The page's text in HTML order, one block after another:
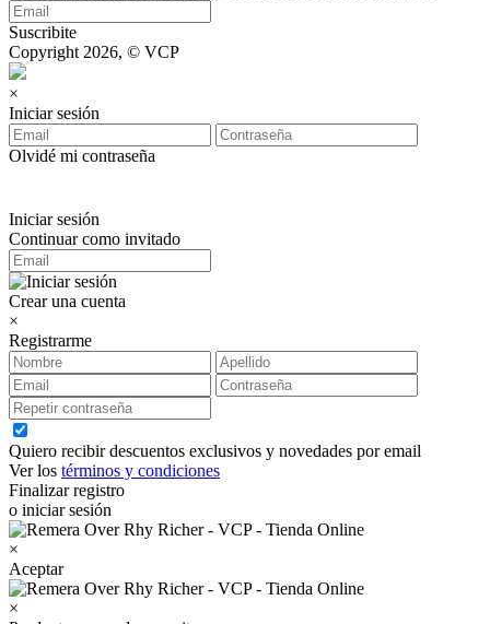
Suscribite
Copyright 2026, © VCP
×
Iniciar sesión
Olvidé mi contraseña
Iniciar sesión
Continuar como invitado
Crear una cuenta
×
Registrarme
Quiero recibir descuentos exclusivos y novedades por email
Ver los términos y condiciones
Finalizar registro
o iniciar sesión
×
Aceptar
×